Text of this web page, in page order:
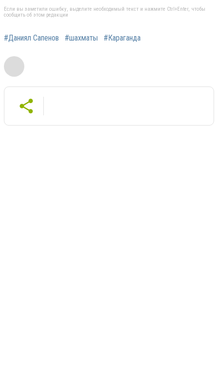
Если вы заметили ошибку, выделите необходимый текст и нажмите Ctrl+Enter, чтобы
сообщить об этом редакции
#Даниял Сапенов #шахматы #Караганда